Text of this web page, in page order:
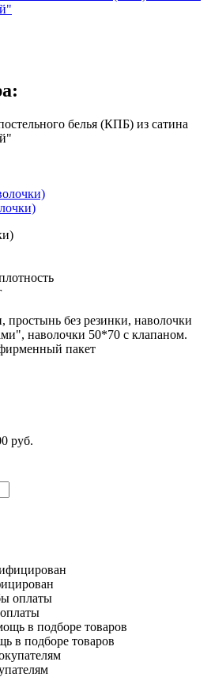
белья (КПБ) из сатина
без резинки, наволочки
наволочки 50*70 с клапаном.
пакет
руб.
в подборе товаров